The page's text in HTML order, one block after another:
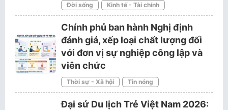
Đời sống Kinh tế - Tài chính
Chính phủ ban hành Nghị định
đánh giá, xếp loại chất lượng đối
với đơn vị sự nghiệp công lập và
viên chức
Thời sự - Xã hội Tin nóng
Đại sứ Du lịch Trẻ Việt Nam 2026: